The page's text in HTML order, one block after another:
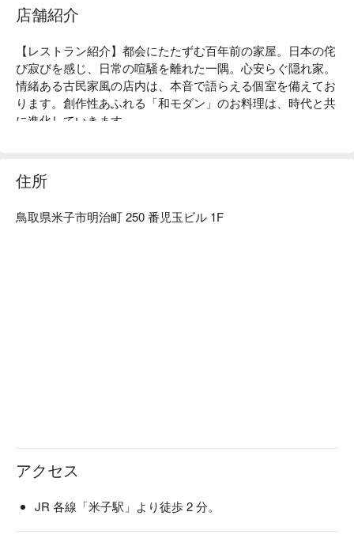
店舗紹介
【レストラン紹介】都会にたたずむ百年前の家屋。日本の侘
び寂びを感じ、日常の喧騒を離れた一隅。心安らぐ隠れ家。
情緒ある古民家風の店内は、本音で語らえる個室を備えてお
ります。創作性あふれる「和モダン」のお料理は、時代と共
に進化していきます。
た雰囲気は、私たちのお客様へ対するおもてなしの心と、た
くさんの職人達の手によって作られます。「日常の中の美」
やお酒を楽しんでいただきたいという気持ちから、木造の内
陶器のビール ：くいもの屋わんのビールは陶器で提供いた
します。和の内装と、こだわりのグラスや益子焼のお皿で大
住所
鳥取県米子市明治町 250 番児玉ビル 1F
アクセス
JR 各線「米子駅」より徒歩 2 分。